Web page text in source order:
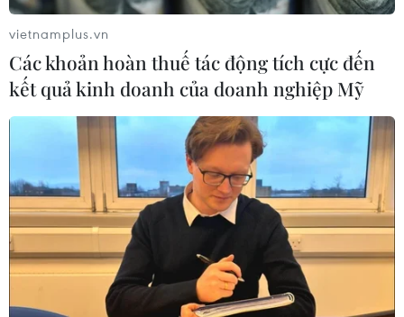
vietnamplus.vn
Các khoản hoàn thuế tác động tích cực đến
kết quả kinh doanh của doanh nghiệp Mỹ